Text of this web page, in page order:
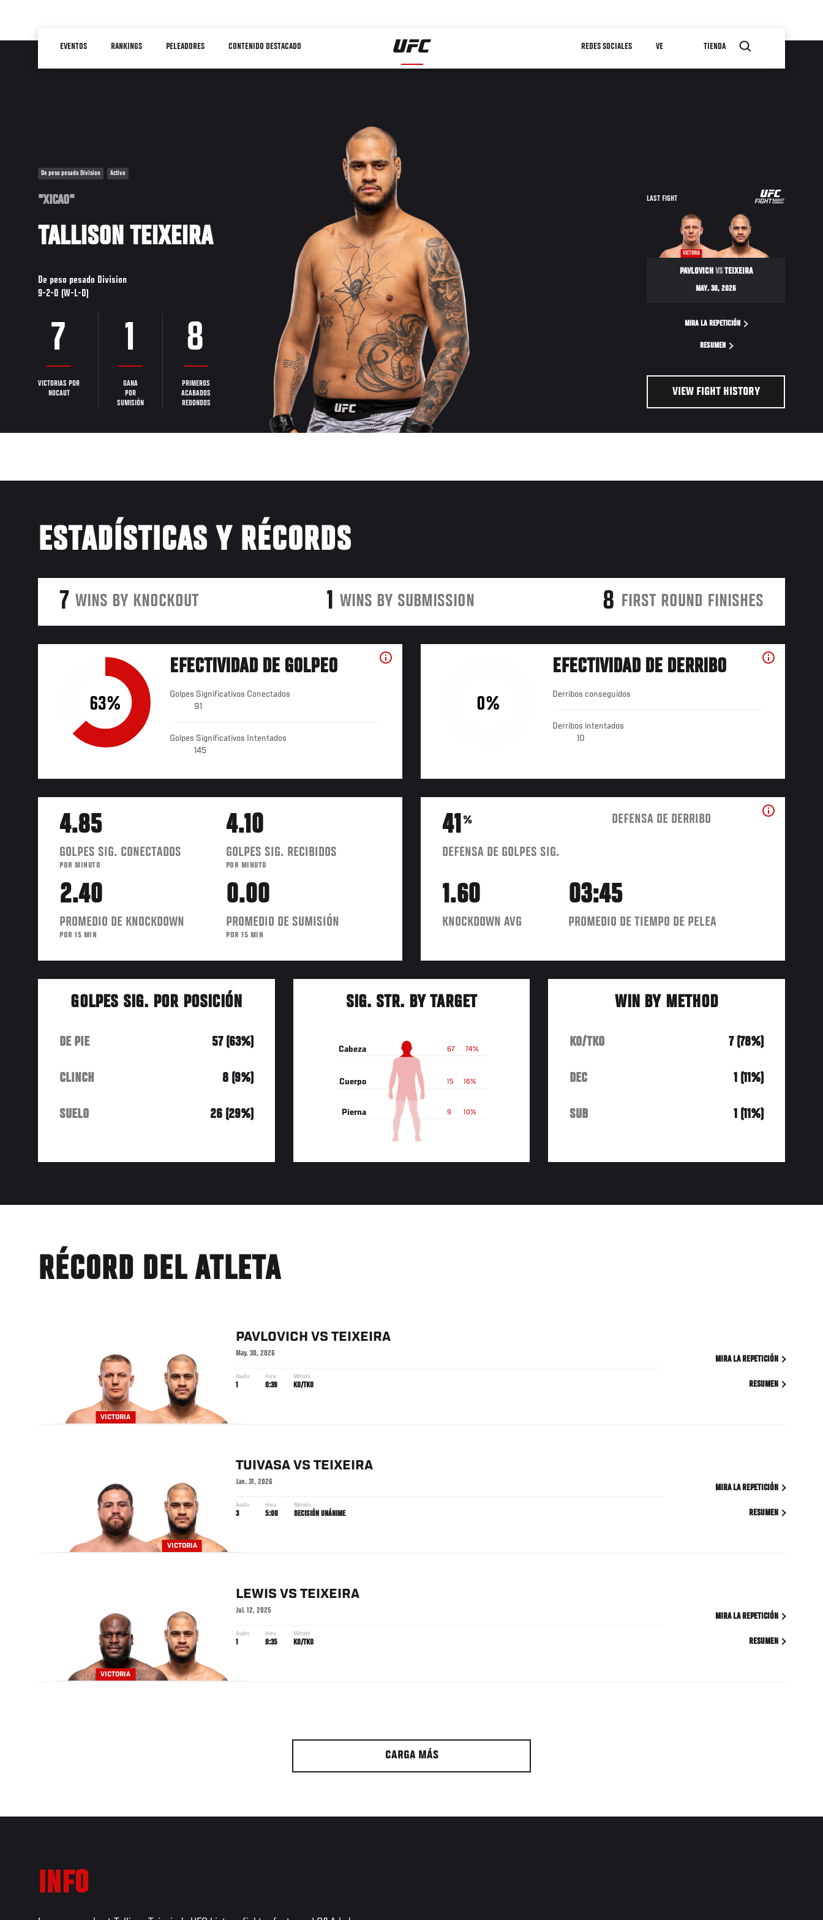
navigation
EVENTOS RANKINGS PELEADORES CONTENIDO DESTACADO REDES SOCIALES VE TIENDA
De peso pesado Division Activo
"XICAO"
TALLISON TEIXEIRA
De peso pesado Division
9-2-0 (W-L-D)
7
VICTORIAS POR
NOCAUT
1
GANA
POR
SUMISIÓN
8
PRIMEROS
ACABADOS
REDONDOS
LAST FIGHT
VICTORIA
PAVLOVICHVSTEIXEIRA
MAY. 30, 2026
MIRA LA REPETICIÓN
RESUMEN
VIEW FIGHT HISTORY
ESTADÍSTICAS Y RÉCORDS
7 WINS BY KNOCKOUT 1 WINS BY SUBMISSION 8 FIRST ROUND FINISHES
63%
EFECTIVIDAD DE GOLPEO
Golpes Significativos Conectados
91
Golpes Significativos Intentados
145
0%
EFECTIVIDAD DE DERRIBO
Derribos conseguidos
Derribos intentados
10
4.85
GOLPES SIG. CONECTADOS
POR MINUTO
4.10
GOLPES SIG. RECIBIDOS
POR MINUTO
2.40
PROMEDIO DE KNOCKDOWN
POR 15 MIN
0.00
PROMEDIO DE SUMISIÓN
POR 15 MIN
41%
DEFENSA DE GOLPES SIG.
DEFENSA DE DERRIBO
1.60
KNOCKDOWN AVG
03:45
PROMEDIO DE TIEMPO DE PELEA
GOLPES SIG. POR POSICIÓN
DE PIE 57 (63%)
CLINCH 8 (9%)
SUELO 26 (29%)
SIG. STR. BY TARGET
74%
67
Cabeza
16%
15
Cuerpo
10%
9
Pierna
WIN BY METHOD
KO/TKO 7 (78%)
DEC 1 (11%)
SUB 1 (11%)
RÉCORD DEL ATLETA
VICTORIA
PAVLOVICH VS TEIXEIRA
May. 30, 2026
Asalto
1
Hora
0:39
Método
KO/TKO
MIRA LA REPETICIÓN
RESUMEN
VICTORIA
TUIVASA VS TEIXEIRA
Jan. 31, 2026
Asalto
3
Hora
5:00
Método
DECISIÓN UNÁNIME
MIRA LA REPETICIÓN
RESUMEN
VICTORIA
LEWIS VS TEIXEIRA
Jul. 12, 2025
Asalto
1
Hora
0:35
Método
KO/TKO
MIRA LA REPETICIÓN
RESUMEN
CARGA MÁS
INFO